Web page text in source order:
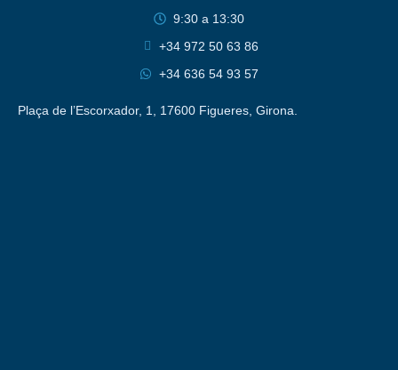
9:30 a 13:30
+34 972 50 63 86
+34 636 54 93 57
Plaça de l’Escorxador, 1, 17600 Figueres, Girona.